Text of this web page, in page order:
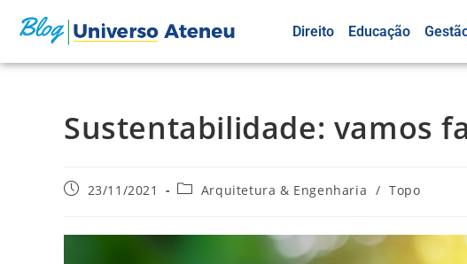
Direito Educação
Sustentabilidade: vamos
23/11/2021 Arquitetura & Engenharia / Topo